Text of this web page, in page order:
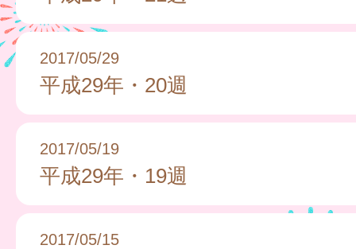
2017/05/29
平成29年・20週
2017/05/19
平成29年・19週
2017/05/15